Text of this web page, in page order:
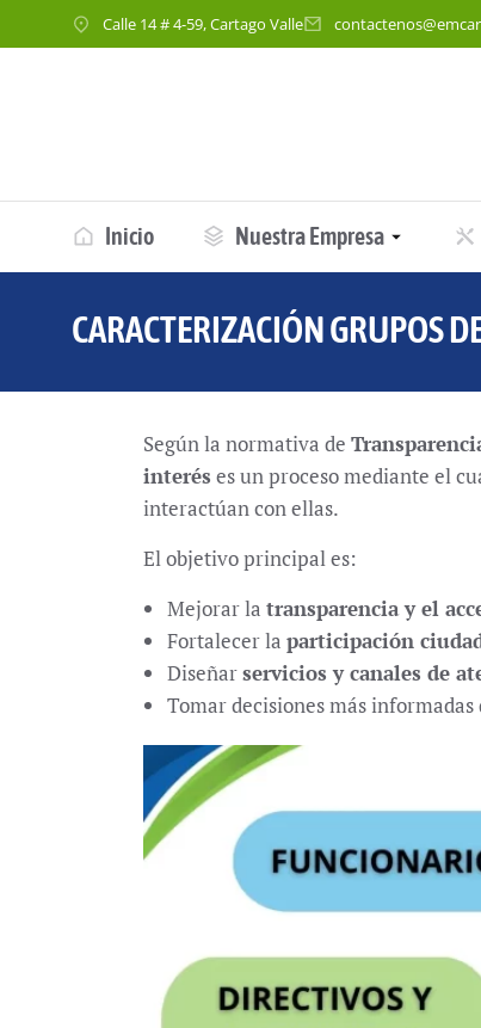
Calle 14 # 4-59, Cartago Valle
Inicio Nuestra Empresa
CARACTERIZACIÓN GRUPOS
Según la normativa de
interés es un proceso mediante el
interactúan con ellas.
El objetivo principal es:
Mejorar la transparencia y el
Fortalecer la participación
Diseñarservicios y canales de
Tomar decisiones más